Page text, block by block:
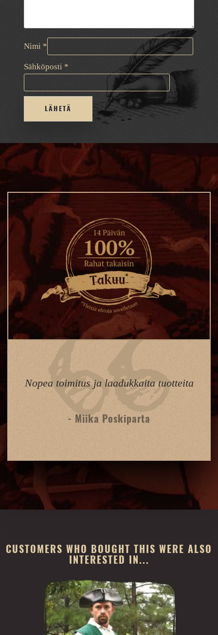
Nimi *
Sähköposti *
Nopea toimitus ja laadukkaita tuotteita
- Miika Poskiparta
CUSTOMERS WHO BOUGHT THIS WERE ALSO
INTERESTED IN...